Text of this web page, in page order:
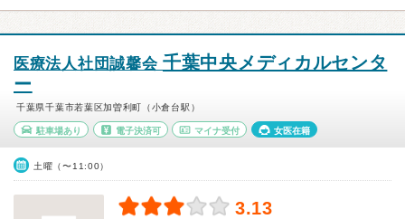
医療法人社団誠馨会 千葉中央メディカルセンタ
ー
千葉県千葉市若葉区加曽利町（小倉台駅）
駐車場あり 電子決済可 マイナ受付 女医在籍
土曜（〜11:00）
3.13